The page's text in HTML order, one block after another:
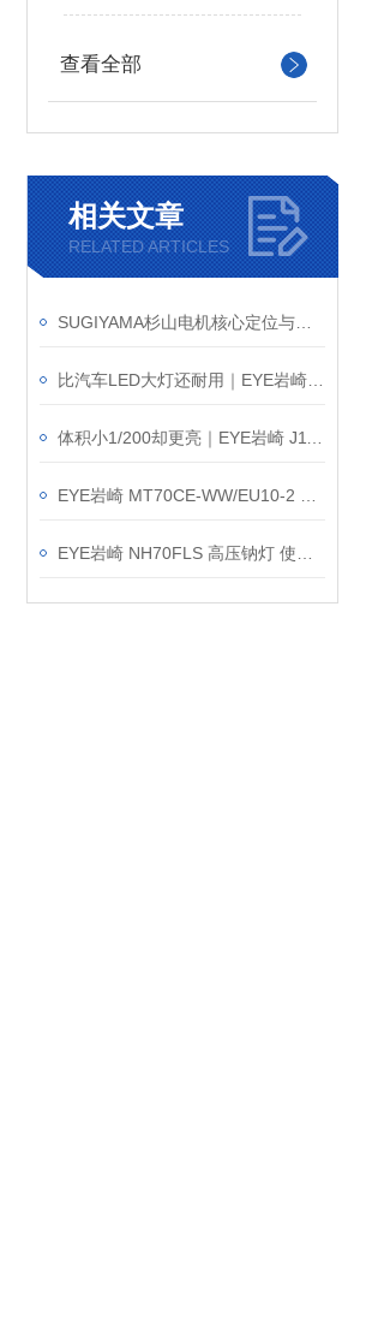
查看全部
相关文章
RELATED ARTICLES